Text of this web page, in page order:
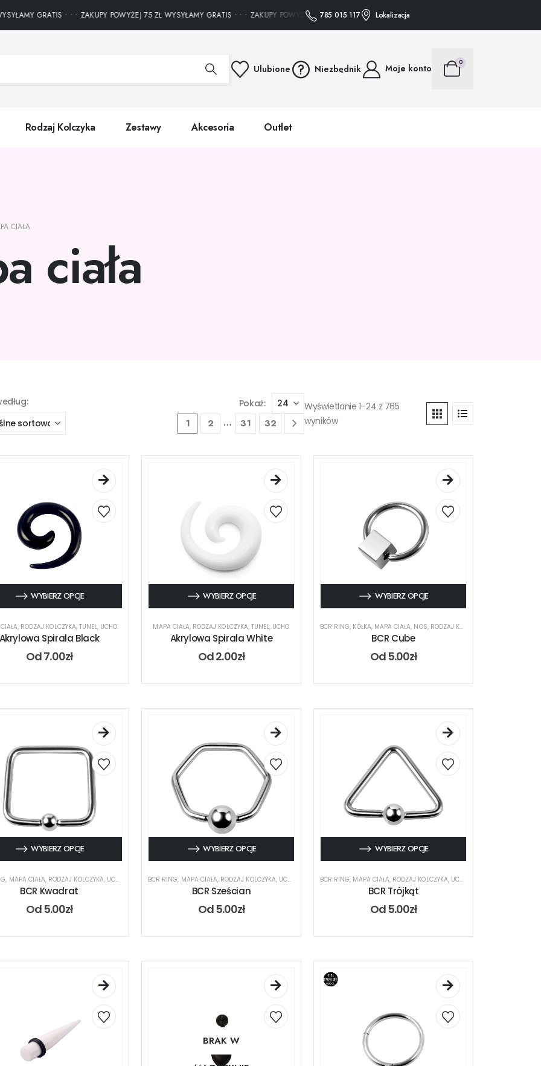
GRATIS • • • ZAKUPY POWYŻEJ 75 ZŁ WYSYŁAMY GRATIS • • • ZAKUPY POWYŻEJ 75 ZŁ WYSYŁAMY GRATIS • • • ZAKUPY POWYŻEJ 75 ZŁ
785 015 117 Lokalizacja
Ulubione Niezbędnik Moje konto
0
Rodzaj Kolczyka Zestawy Akcesoria Outlet
CIAŁA
ciała
Pokaż:
1 2 … 31 32
Wyświetlanie 1–24 z 765
wyników
WYBIERZ OPCJE
, RODZAJ KOLCZYKA, TUNEL, UCHO
Spirala Black
Od7.00zł
WYBIERZ OPCJE
MAPA CIAŁA, RODZAJ KOLCZYKA, TUNEL, UCHO
Akrylowa Spirala White
Od2.00zł
WYBIERZ OPCJE
BCR RING, KÓŁKA, MAPA CIAŁA, NOS, RODZAJ KOLCZYKA
BCR Cube
Od 5.00zł
WYBIERZ OPCJE
, MAPA CIAŁA, RODZAJ KOLCZYKA, UCHO
BCR Kwadrat
Od 5.00zł
WYBIERZ OPCJE
BCR RING, MAPA CIAŁA, RODZAJ KOLCZYKA, UCHO
BCR Sześcian
Od 5.00zł
WYBIERZ OPCJE
BCR RING, MAPA CIAŁA, RODZAJ KOLCZYKA, UCHO
BCR Trójkąt
Od 5.00zł
BRAK W